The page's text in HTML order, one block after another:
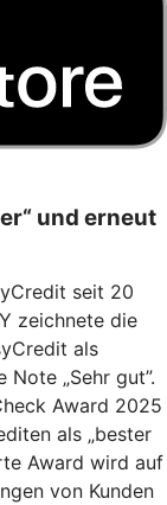
und erneut
seit 20
zeichnete die
als
„Sehr gut”.
Award 2025
als „bester
Award wird auf
von Kunden